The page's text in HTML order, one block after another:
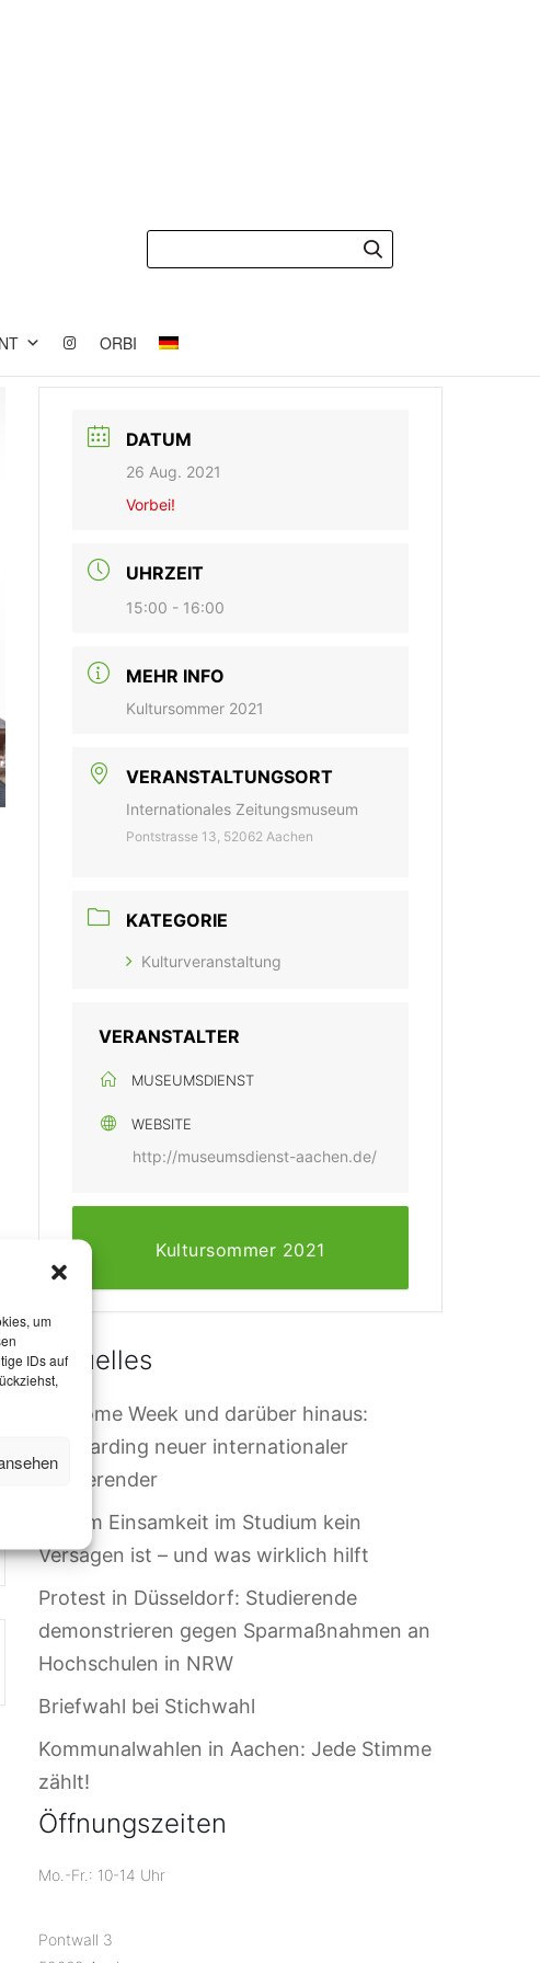
um
IDs auf
ORBI
DATUM
26 Aug. 2021
Vorbei!
UHRZEIT
15:00 - 16:00
MEHR INFO
Kultursommer 2021
VERANSTALTUNGSORT
Internationales Zeitungsmuseum
Pontstrasse 13, 52062 Aachen
KATEGORIE
Kulturveranstaltung
VERANSTALTER
MUSEUMSDIENST
WEBSITE
http://museumsdienst-aachen.de/
Kultursommer 2021
Aktuelles
Welcome Week und darüber hinaus:
Onboarding neuer internationaler
Studierender
Warum Einsamkeit im Studium kein
Versagen ist – und was wirklich hilft
Protest in Düsseldorf: Studierende
demonstrieren gegen Sparmaßnahmen an
Hochschulen in NRW
Briefwahl bei Stichwahl
Kommunalwahlen in Aachen: Jede Stimme
zählt!
Öffnungszeiten
Mo.-Fr.: 10-14 Uhr
Pontwall 3